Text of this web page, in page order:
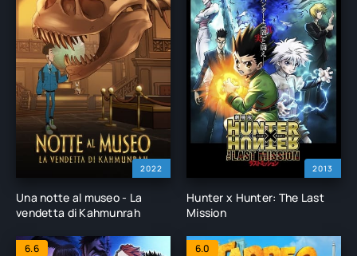
2022
Una notte al museo - La
vendetta di Kahmunrah
2013
Hunter x Hunter: The Last
Mission
6.6 6.0